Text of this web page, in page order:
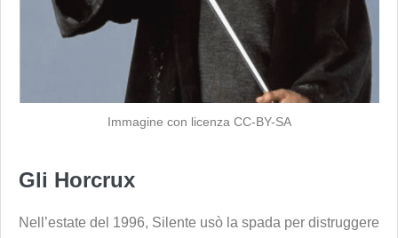
Immagine con licenza CC-BY-SA
Gli Horcrux
Nell’estate del 1996, Silente usò la spada per distruggere